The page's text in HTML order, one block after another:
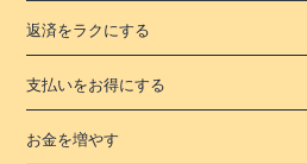
返済をラクにする
支払いをお得にする
お金を増やす